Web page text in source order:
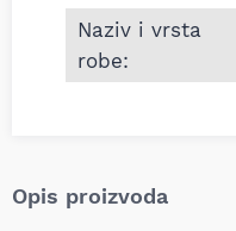
Naziv i vrsta
robe:
Opis proizvoda